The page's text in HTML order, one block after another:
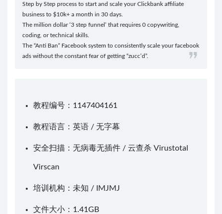
Step by Step process to start and scale your Clickbank affiliate
business to $10k+ a month in 30 days.
The million dollar ‘3 step funnel’ that requires 0 copywriting,
coding, or technical skills.
The “Anti Ban” Facebook system to consistently scale your facebook
ads without the constant fear of getting “zucc’d”.
教程编号：1147404161
教程语言：英语 / 无字幕
安全扫描：无病毒无插件 / 云查杀 Virustotal
Virscan
培训机构：未知 / IMJMJ
文件大小：1.41GB